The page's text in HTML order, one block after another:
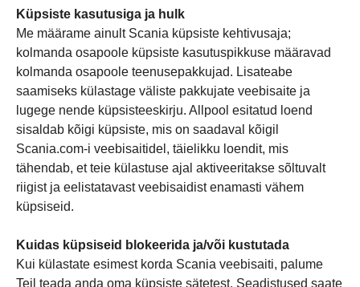
Küpsiste kasutusiga ja hulk
Me määrame ainult Scania küpsiste kehtivusaja;
kolmanda osapoole küpsiste kasutuspikkuse määravad
kolmanda osapoole teenusepakkujad. Lisateabe
saamiseks külastage väliste pakkujate veebisaite ja
lugege nende küpsisteeskirju. Allpool esitatud loend
sisaldab kõigi küpsiste, mis on saadaval kõigil
Scania.com-i veebisaitidel, täielikku loendit, mis
tähendab, et teie külastuse ajal aktiveeritakse sõltuvalt
riigist ja eelistatavast veebisaidist enamasti vähem
küpsiseid.
Kuidas küpsiseid blokeerida ja/või kustutada
Kui külastate esimest korda Scania veebisaiti, palume
Teil teada anda oma küpsiste sätetest. Seadistused saate